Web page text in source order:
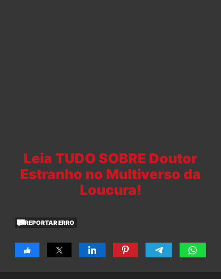
Leia TUDO SOBRE Doutor
Estranho no Multiverso da
Loucura!
REPORTAR ERRO